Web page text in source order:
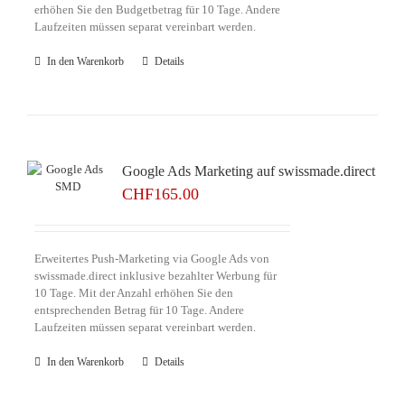
erhöhen Sie den Budgetbetrag für 10 Tage. Andere
Laufzeiten müssen separat vereinbart werden.
In den Warenkorb Details
Google Ads Marketing auf swissmade.direct
CHF165.00
Erweitertes Push-Marketing via Google Ads von
swissmade.direct inklusive bezahlter Werbung für
10 Tage. Mit der Anzahl erhöhen Sie den
entsprechenden Betrag für 10 Tage. Andere
Laufzeiten müssen separat vereinbart werden.
In den Warenkorb Details